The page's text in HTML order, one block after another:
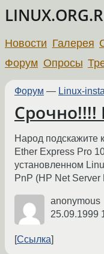
Новости Галерея
Форум Опросы
Форум — Linux-
Срочно!!!!
Народ подскажите
Ether Express Pro
установленном
PnP (HP Net Server
anonymous
25.09.1999
Ссылка